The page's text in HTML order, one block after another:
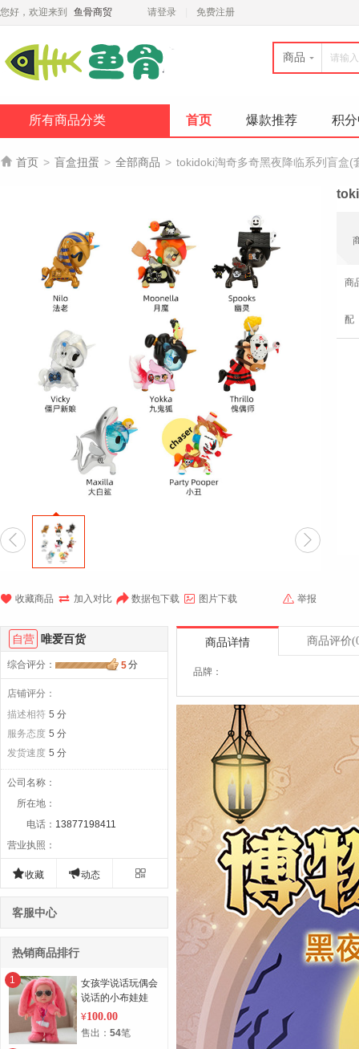
您好，欢迎来到 鱼骨商贸 请登录 免费注册
商品
所有商品分类 首页 爆款推荐 积
 首页 > 盲盒扭蛋 > 全部商品 > tokidoki淘奇多奇黑夜降临系列盲盒(
 
 收藏商品  加入对比  举报
 数据包下载  图片下载
商
商品详情 商品评价
品牌：
自营 唯爱百货
综合评分 ： 5分
店铺评分：
描述相符 5 分
服务态度 5 分
发货速度 5 分
公司名称 ：
所在地 ：
电话 ： 13877198411
营业执照 ：
收藏 动态 
客服中心
热销商品排行
1
女孩学说话玩偶会
说话的小布娃娃
¥100.00
售出： 54笔